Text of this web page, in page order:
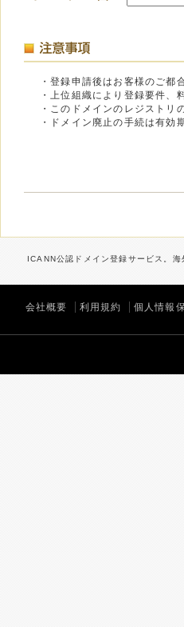
・登録申請後はお客様のご都
・上位組織により登録要件、
・このドメインのレジストリ
・ドメイン廃止の手続は有効
ICANN公認ドメイン登録サービス。
会社概要 利用規約 個人情報